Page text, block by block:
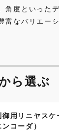
角度といった
富なバリエー
ら選ぶ
御用リニヤスケ
ンコーダ）